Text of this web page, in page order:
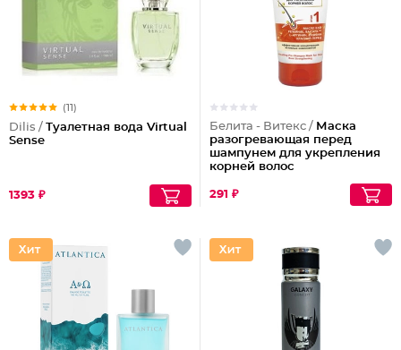
(11)
Dilis / Туалетная вода Virtual
Sense
1393 ₽
Белита - Витекс / Маска
разогревающая перед
шампунем для укрепления
корней волос
291 ₽